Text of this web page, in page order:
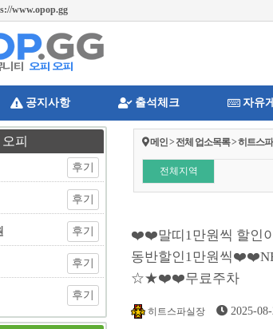
https://twitter.com/opopgg [오피오피 공식트위터]
공지사항 출석체크 자유
오피
후기
후기
후기
후기
후기
메인 > 전체 업소목록 > 히트스파
전체지역
❤️❤️말띠1만원씩 할인
동반할인1만원씩
☆★❤️❤️무료주차
히트스파실장 2025-